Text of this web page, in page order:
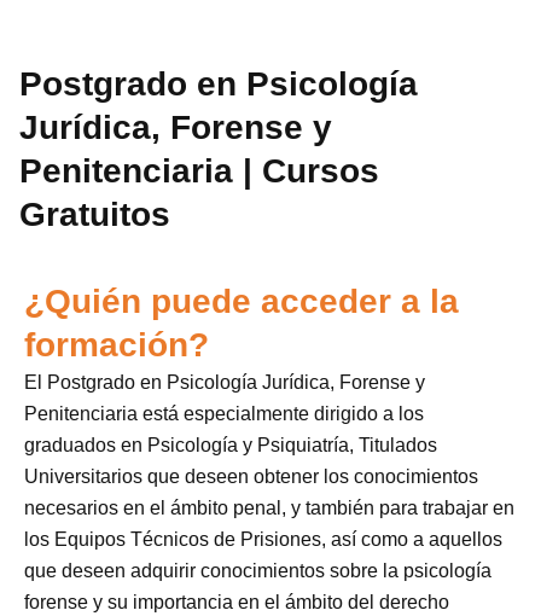
Postgrado en Psicología
Jurídica, Forense y
Penitenciaria | Cursos
Gratuitos
¿Quién puede acceder a la
formación?
El Postgrado en Psicología Jurídica, Forense y
Penitenciaria está especialmente dirigido a los
graduados en Psicología y Psiquiatría, Titulados
Universitarios que deseen obtener los conocimientos
necesarios en el ámbito penal, y también para trabajar en
los Equipos Técnicos de Prisiones, así como a aquellos
que deseen adquirir conocimientos sobre la psicología
forense y su importancia en el ámbito del derecho